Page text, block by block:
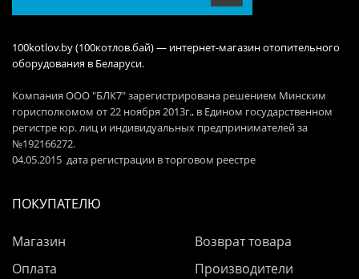
100kotlov.by (100котлов.бай) — интернет-магазин отопительного
оборудования в Беларуси.
Компания ООО "БЛК7" зарегистрирована решением Минским
горисполкомом от 22 ноября 2013г., в Едином государственном
регистре юр. лиц и индивидуальных предпринимателей за
№192166272.
04.05.2015 дата регистрации в торговом реестре
ПОКУПАТЕЛЮ
Магазин
Оплата
Возврат товара
Производители